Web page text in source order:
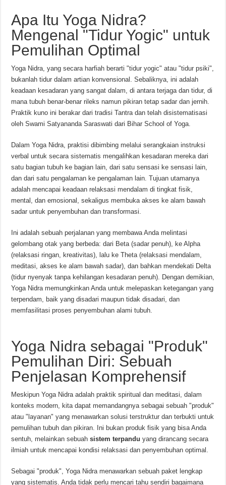
Apa Itu Yoga Nidra?
Mengenal "Tidur Yogic" untuk
Pemulihan Optimal
Yoga Nidra, yang secara harfiah berarti "tidur yogic" atau "tidur psiki",
bukanlah tidur dalam artian konvensional. Sebaliknya, ini adalah
keadaan kesadaran yang sangat dalam, di antara terjaga dan tidur, di
mana tubuh benar-benar rileks namun pikiran tetap sadar dan jernih.
Praktik kuno ini berakar dari tradisi Tantra dan telah disistematisasi
oleh Swami Satyananda Saraswati dari Bihar School of Yoga.
Dalam Yoga Nidra, praktisi dibimbing melalui serangkaian instruksi
verbal untuk secara sistematis mengalihkan kesadaran mereka dari
satu bagian tubuh ke bagian lain, dari satu sensasi ke sensasi lain,
dan dari satu pengalaman ke pengalaman lain. Tujuan utamanya
adalah mencapai keadaan relaksasi mendalam di tingkat fisik,
mental, dan emosional, sekaligus membuka akses ke alam bawah
sadar untuk penyembuhan dan transformasi.
Ini adalah sebuah perjalanan yang membawa Anda melintasi
gelombang otak yang berbeda: dari Beta (sadar penuh), ke Alpha
(relaksasi ringan, kreativitas), lalu ke Theta (relaksasi mendalam,
meditasi, akses ke alam bawah sadar), dan bahkan mendekati Delta
(tidur nyenyak tanpa kehilangan kesadaran penuh). Dengan demikian,
Yoga Nidra memungkinkan Anda untuk melepaskan ketegangan yang
terpendam, baik yang disadari maupun tidak disadari, dan
memfasilitasi proses penyembuhan alami tubuh.
Yoga Nidra sebagai "Produk"
Pemulihan Diri: Sebuah
Penjelasan Komprehensif
Meskipun Yoga Nidra adalah praktik spiritual dan meditasi, dalam
konteks modern, kita dapat memandangnya sebagai sebuah "produk"
atau "layanan" yang menawarkan solusi terstruktur dan terbukti untuk
pemulihan tubuh dan pikiran. Ini bukan produk fisik yang bisa Anda
sentuh, melainkan sebuahsistem terpandu yang dirancang secara
ilmiah untuk mencapai kondisi relaksasi dan penyembuhan optimal.
Sebagai "produk", Yoga Nidra menawarkan sebuah paket lengkap
yang sistematis. Anda tidak perlu mencari tahu sendiri bagaimana